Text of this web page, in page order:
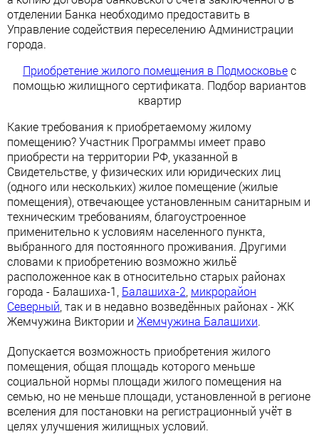
отделении Банка необходимо предоставить в
Управление содействия переселению Администрации
города.
Приобретение жилого помещения в Подмосковьес
помощью жилищного сертификата. Подбор вариантов
квартир
Какие требования к приобретаемому жилому
помещению? Участник Программы имеет право
приобрести на территории РФ, указанной в
Свидетельстве, у физических или юридических лиц
(одного или нескольких) жилое помещение (жилые
помещения), отвечающее установленным санитарным и
техническим требованиям, благоустроенное
применительно к условиям населенного пункта,
выбранного для постоянного проживания. Другими
словами к приобретению возможно жильё
расположенное как в относительно старых районах
города - Балашиха-1, Балашиха-2 микрорайон
Северный , так и в недавно возведённых районах - ЖК
Жемчужина Виктории и Жемчужина Балашихи.
Допускается возможность приобретения жилого
помещения, общая площадь которого меньше
социальной нормы площади жилого помещения на
семью, но не меньше площади, установленной в регионе
вселения для постановки на регистрационный учёт в
целях улучшения жилищных условий.